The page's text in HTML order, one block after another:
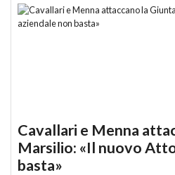
Cavallari e Menna
Marsilio: «Il nuovo
basta»